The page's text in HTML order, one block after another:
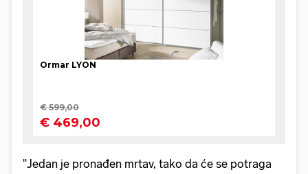
"Jedan je pronađen mrtav, tako da će se potraga